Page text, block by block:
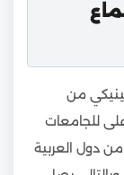
من
للجامعات
دول العربية